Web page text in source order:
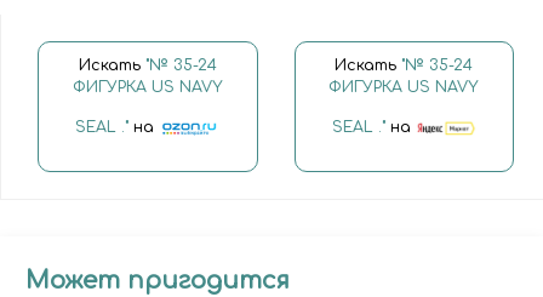
Искать "№ 35-24
ФИГУРКА US NAVY
SEAL ." на
Искать "№ 35-24
ФИГУРКА US NAVY
SEAL ."на
Может пригодится